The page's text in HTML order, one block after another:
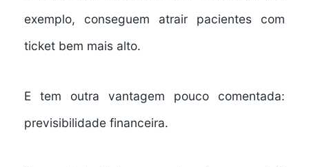
exemplo, conseguem atrair pacientes com
ticket bem mais alto.
E tem outra vantagem pouco comentada:
previsibilidade financeira.